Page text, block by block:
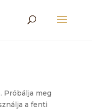
Próbálja meg
a fenti